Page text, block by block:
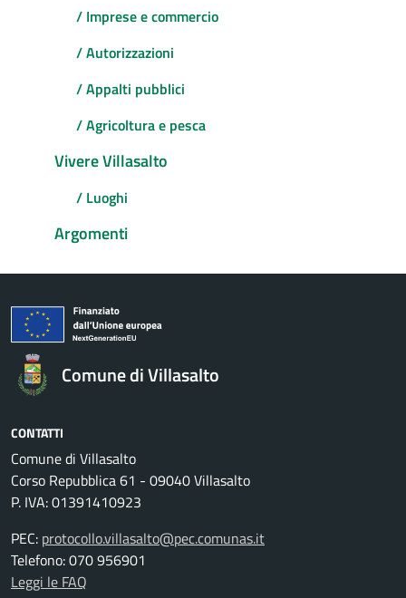
/ Imprese e commercio
/ Autorizzazioni
/ Appalti pubblici
/ Agricoltura e pesca
Vivere Villasalto
/ Luoghi
Argomenti
Comune di Villasalto
CONTATTI
Comune di Villasalto
Corso Repubblica 61 - 09040 Villasalto
P. IVA: 01391410923
PEC: protocollo.villasalto@pec.comunas.it
Telefono: 070 956901
Leggi le FAQ